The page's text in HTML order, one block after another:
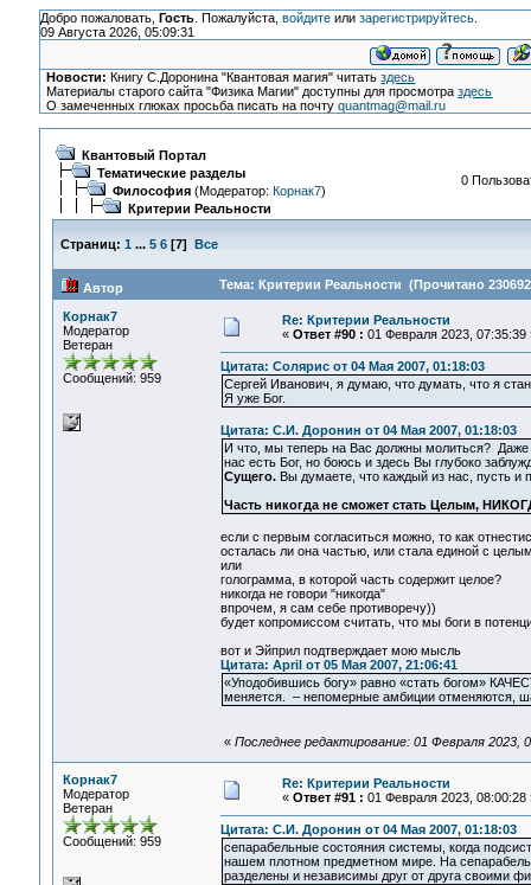
Добро пожаловать, Гость. Пожалуйста, войдитеили зарегистрируйтесь.
09 Августа 2026, 05:09:31
Новости: Книгу С.Доронина "Квантовая магия" читатьздесь
Материалы старого сайта "Физика Магии" доступны для просмотраздесь
О замеченных глюках просьба писать на почтуquantmag@mail.ru
Квантовый Портал
Тематические разделы
Философия(Модератор: Корнак7)
Критерии Реальности
0
Страниц: 1 ... 5 6[7] Все
Автор Тема: Критерии Реальности (Прочитано 230692
Корнак7
Модератор
Ветеран
Сообщений: 959
Re: Критерии Реальности
« Ответ #90 : 01 Февраля 2023, 07:35:39
Цитата: Солярис от 04 Мая 2007, 01:18:03
Сергей Иванович, я думаю, что думать, что я
Я уже Бог.
Цитата: С.И. Доронин от 04 Мая 2007, 01:18:03
И что, мы теперь на Вас должны молиться?
нас есть Бог, но боюсь и здесь Вы глубоко
Сущего.Вы думаете, что каждый из нас, пусть и
Часть никогда не сможет стать Целым,
если с первым согласиться можно, то как
осталась ли она частью, или стала единой с
или
голограмма, в которой часть содержит целое?
никогда не говори "никогда"
впрочем, я сам себе противоречу))
будет копромиссом считать, что мы боги в
вот и Эйприл подтверждает мою мысль
Цитата: April от 05 Мая 2007, 21:06:41
«Уподобившись богу» равно «стать богом»
меняется. – непомерные амбиции отменяются,
« Последнее редактирование: 01 Февраля 2023,
Корнак7
Модератор
Ветеран
Сообщений: 959
Re: Критерии Реальности
« Ответ #91 : 01 Февраля 2023, 08:00:28
Цитата: С.И. Доронин от 04 Мая 2007, 01:18:03
сепарабельные состояния системы, когда
нашем плотном предметном мире. На
разделены и независимы друг от друга своими